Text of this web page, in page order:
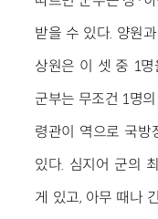
받을 수 있다. 양원
상원은 이 셋 중 1명
군부는 무조건 1명
령관이 역으로 국방
있다. 심지어 군의
게 있고, 아무 때나